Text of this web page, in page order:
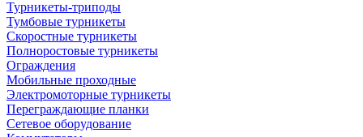
Турникеты-триподы
Тумбовые турникеты
Скоростные турникеты
Полноростовые турникеты
Ограждения
Мобильные проходные
Электромоторные турникеты
Переграждающие планки
Сетевое оборудование